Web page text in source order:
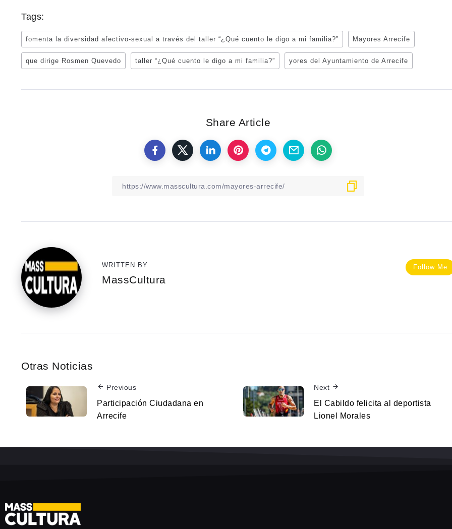
Tags:
fomenta la diversidad afectivo-sexual a través del taller “¿Qué cuento le digo a mi familia?” Mayores Arrecife
que dirige Rosmen Quevedo taller “¿Qué cuento le digo a mi familia?” yores del Ayuntamiento de Arrecife
Share Article
Follow Me
WRITTEN BY
MassCultura
Otras Noticias
Previous
Participación Ciudadana en
Arrecife
Next
El Cabildo felicita al deportista
Lionel Morales